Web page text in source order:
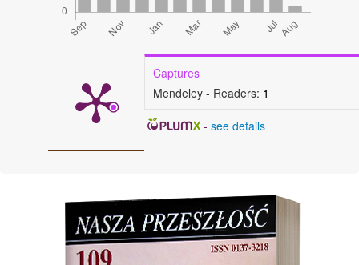
Captures
Mendeley - Readers: 1
- see details